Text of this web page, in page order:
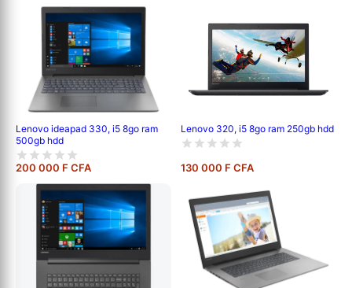
Lenovo ideapad 330, i5 8go ram
500gb hdd
200 000 F CFA
Lenovo 320, i5 8go ram 250gb hdd
130 000 F CFA